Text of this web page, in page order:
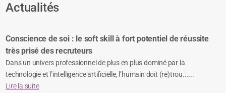
Actualités
Conscience de soi : le soft skill à fort potentiel de réussite
très prisé des recruteurs
Dans un univers professionnel de plus en plus dominé par la
technologie et l’intelligence artificielle, l’humain doit (re)trou......
Lire la suite